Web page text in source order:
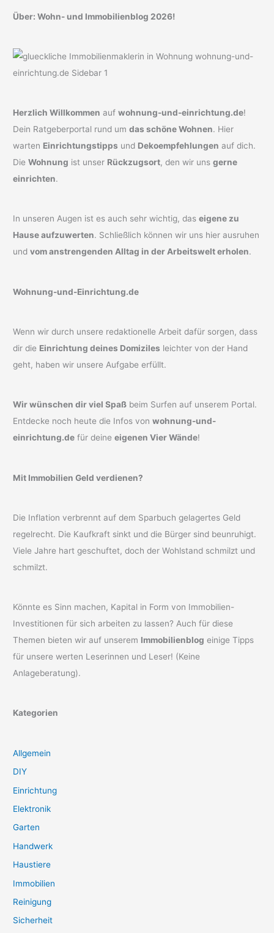
Über: Wohn- und Immobilienblog 2026!
Herzlich Willkommen aufwohnung-und-einrichtung.de!
Dein Ratgeberportal rund umdas schöne Wohnen. Hier
warten Einrichtungstipps und Dekoempfehlungen auf dich.
DieWohnung ist unser Rückzugsort, den wir unsgerne
einrichten.
In unseren Augen ist es auch sehr wichtig, daseigene zu
Hause aufzuwerten. Schließlich können wir uns hier ausruhen
undvom anstrengenden Alltag in der Arbeitswelt erholen.
Wohnung-und-Einrichtung.de
Wenn wir durch unsere redaktionelle Arbeit dafür sorgen, dass
dir die Einrichtung deines Domiziles leichter von der Hand
geht, haben wir unsere Aufgabe erfüllt.
Wir wünschen dir viel Spaß beim Surfen auf unserem Portal.
Entdecke noch heute die Infos vonwohnung-und-
einrichtung.de für deineeigenen Vier Wände!
Mit Immobilien Geld verdienen?
Die Inflation verbrennt auf dem Sparbuch gelagertes Geld
regelrecht. Die Kaufkraft sinkt und die Bürger sind beunruhigt.
Viele Jahre hart geschuftet, doch der Wohlstand schmilzt und
schmilzt.
Könnte es Sinn machen, Kapital in Form von Immobilien-
Investitionen für sich arbeiten zu lassen? Auch für diese
Themen bieten wir auf unserem Immobilienblog einige Tipps
für unsere werten Leserinnen und Leser! (Keine
Anlageberatung).
Kategorien
Allgemein
DIY
Einrichtung
Elektronik
Garten
Handwerk
Haustiere
Immobilien
Reinigung
Sicherheit